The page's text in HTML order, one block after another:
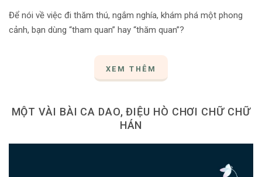
Thư Viện Chữ
Để nói về việc đi thăm thú, ngắm nghía, khám phá một phong
cảnh, bạn dùng “tham quan” hay “thăm quan”?
XEM THÊM
MỘT VÀI BÀI CA DAO, ĐIỆU HÒ CHƠI CHỮ CHỮ
HÁN